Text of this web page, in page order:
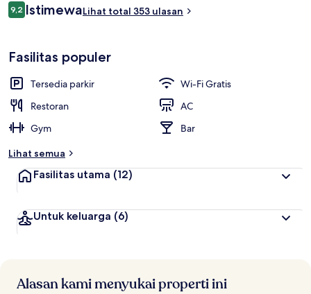
Ulasan
9,29,2 dari 10
IstimewaLihat total 353 ulasan
Fasilitas populer
Tersedia parkir
Wi-Fi Gratis
Restoran
AC
Gym
Bar
Lihat semua
Fasilitas utama (12)
Untuk keluarga (6)
Alasan kami menyukai properti ini